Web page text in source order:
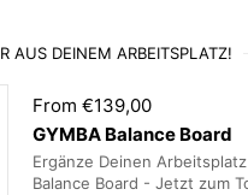
speziellem Kunstleder,
Kappnaht = platzfest und
und formstabil
AUS DEINEM ARBEITSPLATZ!
From €139,00
GYMBA Balance Board
Ergänze Deinen
Balance Board - Jetzt zum